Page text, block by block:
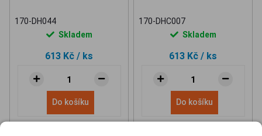
170-DH044
Skladem
613 Kč / ks
Do košíku
170-DHC007
Skladem
613 Kč / ks
Do košíku